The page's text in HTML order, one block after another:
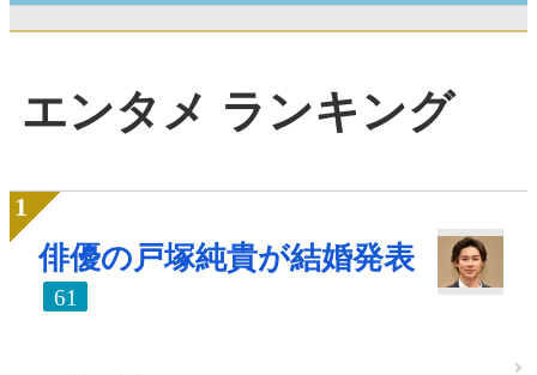
エンタメ ランキング
俳優の戸塚純貴が結婚発表
61